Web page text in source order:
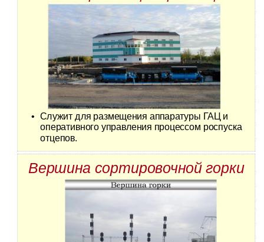
• Служит для размещения аппаратуры ГАЦ и
оперативного управления процессом роспуска
отцепов.
Вершина сортировочной горки